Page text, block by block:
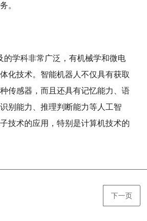
。
的学科非常广泛，有机械学和微电
化技术。智能机器人不仅具有获取
传感器，而且还具有记忆能力、语
别能力、推理判断能力等人工智
技术的应用，特别是计算机技术的
下一页